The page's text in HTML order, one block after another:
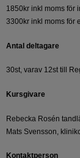
1850kr inkl moms för
3300kr inkl moms för
Antal deltagare
30st, varav 12st till
Kursgivare
Rebecka Rosén
Mats Svensson,
Kontaktperson